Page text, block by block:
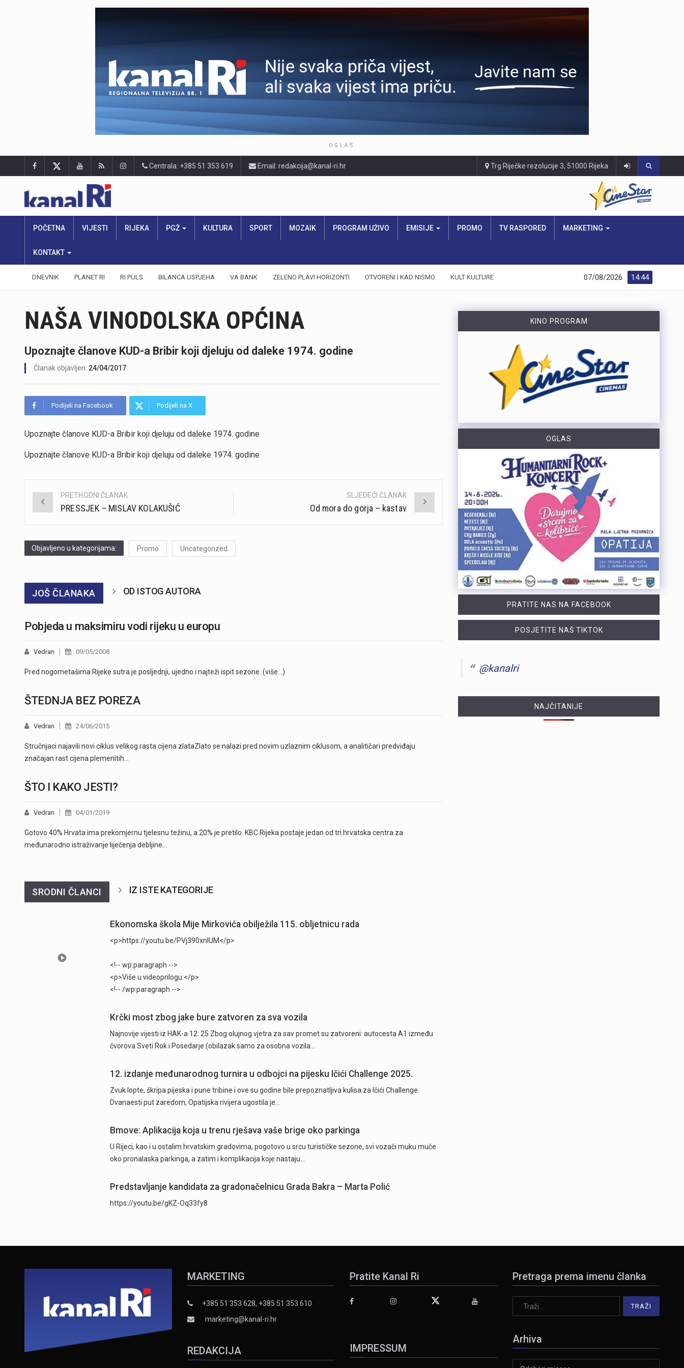
OGLAS
Centrala: +385 51 353 619 Email: redakcija@kanal-ri.hr Trg Riječke rezolucije 3, 51000 Rijeka
POČETNA VIJESTI RIJEKA PGŽ KULTURA SPORT MOZAIK PROGRAM UŽIVO EMISIJE PROMO TV RASPORED MARKETING
KONTAKT
DNEVNIK PLANET RI RI PULS BILANCA USPJEHA VA BANK ZELENO PLAVI HORIZONTI OTVORENI I KAD NISMO KULT KULTURE 14:44
07/08/2026
NAŠA VINODOLSKA OPĆINA
Upoznajte članove KUD-a Bribir koji djeluju od daleke 1974. godine
Članak objavljen: 24/04/2017
Podijeli na Facebook Podijeli na X
Upoznajte članove KUD-a Bribir koji djeluju od daleke 1974. godine
Upoznajte članove KUD-a Bribir koji djeluju od daleke 1974. godine
Post
PRETHODNI ČLANAK
PRESSJEK – MISLAV KOLAKUŠIĆ
SLJEDEĆI ČLANAK
Od mora do gorja – kastav
Objavljeno u kategorijama: Promo Uncategorized
JOŠ ČLANAKA OD ISTOG AUTORA
Pobjeda u maksimiru vodi rijeku u europu
Vedran 09/05/2008
Pred nogometašima Rijeke sutra je posljednji, ujedno i najteži ispit sezone. (više…)
ŠTEDNJA BEZ POREZA
Vedran 24/06/2015
Stručnjaci najavili novi ciklus velikog rasta cijena zlataZlato se nalazi pred novim uzlaznim ciklusom, a analitičari predviđaju
značajan rast cijena plemenitih…
ŠTO I KAKO JESTI?
Vedran 04/01/2019
Gotovo 40% Hrvata ima prekomjernu tjelesnu težinu, a 20% je pretilo. KBC Rijeka postaje jedan od tri hrvatska centra za
međunarodno istraživanje liječenja debljine…
SRODNI ČLANCI IZ ISTE KATEGORIJE
Ekonomska škola Mije Mirkovića obilježila 115. obljetnicu rada
<p>https://youtu.be/PVj390xnlUM</p>
<!-- wp:paragraph -->
<p>Više u videoprilogu:</p>
<!-- /wp:paragraph -->
Krčki most zbog jake bure zatvoren za sva vozila
Najnovije vijesti iz HAK-a 12: 25 Zbog olujnog vjetra za sav promet su zatvoreni: autocesta A1 između
čvorova Sveti Rok i Posedarje (obilazak samo za osobna vozila…
12. izdanje međunarodnog turnira u odbojci na pijesku Ičići Challenge 2025.
Zvuk lopte, škripa pijeska i pune tribine i ove su godine bile prepoznatljiva kulisa za Ičići Challenge.
Dvanaesti put zaredom, Opatijska rivijera ugostila je…
Bmove: Aplikacija koja u trenu rješava vaše brige oko parkinga
U Rijeci, kao i u ostalim hrvatskim gradovima, pogotovo u srcu turističke sezone, svi vozači muku muče
oko pronalaska parkinga, a zatim i komplikacija koje nastaju…
Predstavljanje kandidata za gradonačelnicu Grada Bakra – Marta Polić
https://youtu.be/gKZ-Oq33fy8
KINO PROGRAM
OGLAS
PRATITE NAS NA FACEBOOK
POSJETITE NAŠ TIKTOK
@kanalri
NAJČITANIJE
MARKETING
+385 51 353 628, +385 51 353 610
marketing@kanal-ri.hr
REDAKCIJA
Pratite Kanal Ri
IMPRESSUM
Pretraga prema imenu članka
Arhiva